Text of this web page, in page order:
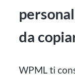
da
WPML ti